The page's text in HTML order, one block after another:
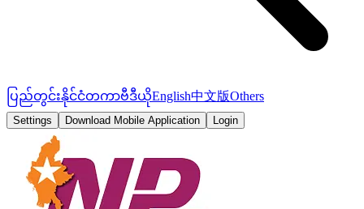
ပြည်တွင်းနိုင်ငံတကာဗီဒီယိုEnglish中文版Others
Settings Download Mobile Application Login